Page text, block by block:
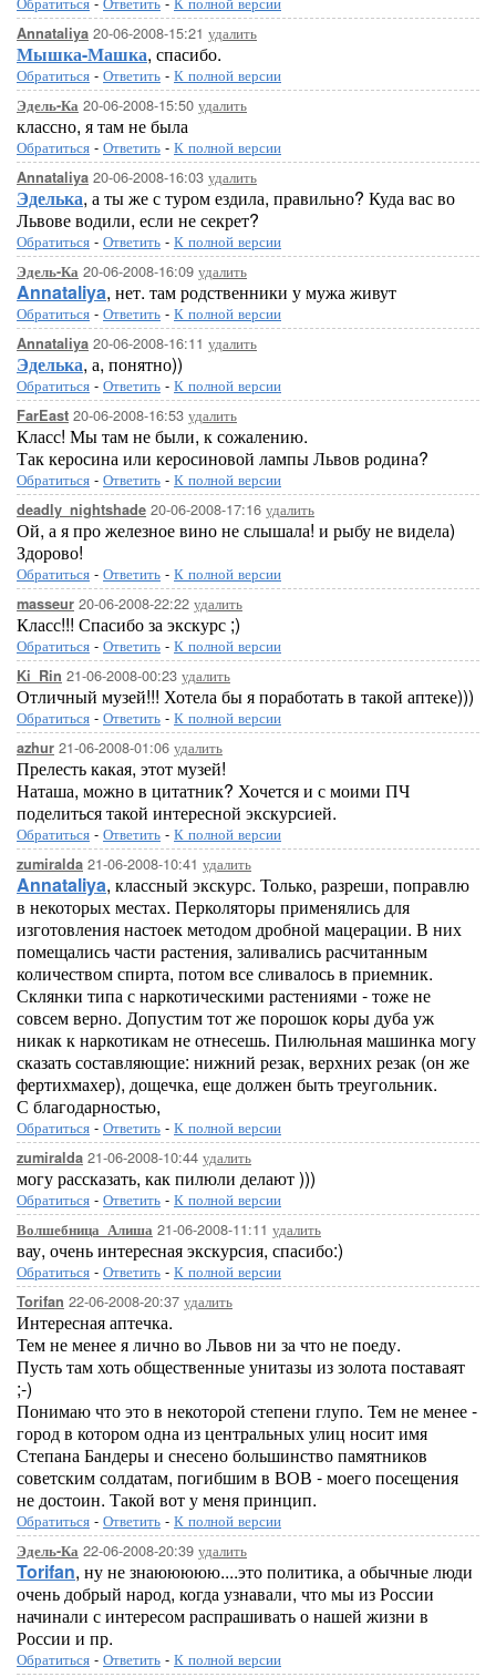
Annataliya 20-06-2008-15:21 удалить
Мышка-Машка, спасибо.
Обратиться - Ответить - К полной версии
Эдель-Ка 20-06-2008-15:50 удалить
классно, я там не была
Обратиться - Ответить - К полной версии
Annataliya 20-06-2008-16:03 удалить
Эделька, а ты же с туром ездила, правильно? Куда вас во
Львове водили, если не секрет?
Обратиться - Ответить - К полной версии
Эдель-Ка 20-06-2008-16:09 удалить
Annataliya, нет. там родственники у мужа живут
Обратиться - Ответить - К полной версии
Annataliya 20-06-2008-16:11 удалить
Эделька, а, понятно))
Обратиться - Ответить - К полной версии
FarEast 20-06-2008-16:53 удалить
Класс! Мы там не были, к сожалению.
Так керосина или керосиновой лампы Львов родина?
Обратиться - Ответить - К полной версии
deadly_nightshade 20-06-2008-17:16 удалить
Ой, а я про железное вино не слышала! и рыбу не видела)
Здорово!
Обратиться - Ответить - К полной версии
masseur 20-06-2008-22:22 удалить
Класс!!! Спасибо за экскурс ;)
Обратиться - Ответить - К полной версии
Ki_Rin 21-06-2008-00:23 удалить
Отличный музей!!! Хотела бы я поработать в такой аптеке)))
Обратиться - Ответить - К полной версии
azhur 21-06-2008-01:06 удалить
Прелесть какая, этот музей!
Наташа, можно в цитатник? Хочется и с моими ПЧ
поделиться такой интересной экскурсией.
Обратиться - Ответить - К полной версии
zumiralda 21-06-2008-10:41 удалить
Annataliya, классный экскурс. Только, разреши, поправлю
в некоторых местах. Перколяторы применялись для
изготовления настоек методом дробной мацерации. В них
помещались части растения, заливались расчитанным
количеством спирта, потом все сливалось в приемник.
Склянки типа с наркотическими растениями - тоже не
совсем верно. Допустим тот же порошок коры дуба уж
никак к наркотикам не отнесешь. Пилюльная машинка могу
сказать составляющие: нижний резак, верхних резак (он же
фертихмахер), дощечка, еще должен быть треугольник.
С благодарностью,
Обратиться - Ответить - К полной версии
zumiralda 21-06-2008-10:44 удалить
могу рассказать, как пилюли делают )))
Обратиться - Ответить - К полной версии
Волшебница_Алиша 21-06-2008-11:11 удалить
вау, очень интересная экскурсия, спасибо:)
Обратиться - Ответить - К полной версии
Torifan 22-06-2008-20:37 удалить
Интересная аптечка.
Тем не менее я лично во Львов ни за что не поеду.
Пусть там хоть общественные унитазы из золота поставаят
;-)
Понимаю что это в некоторой степени глупо. Тем не менее -
город в котором одна из центральных улиц носит имя
Степана Бандеры и снесено большинство памятников
советским солдатам, погибшим в ВОВ - моего посещения
не достоин. Такой вот у меня принцип.
Обратиться - Ответить - К полной версии
Эдель-Ка 22-06-2008-20:39 удалить
Torifan, ну не знаююююю....это политика, а обычные люди
очень добрый народ, когда узнавали, что мы из России
начинали с интересом распрашивать о нашей жизни в
России и пр.
Обратиться - Ответить - К полной версии